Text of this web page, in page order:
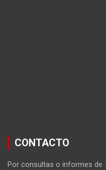
CONTACTO
Por consultas o informes de :